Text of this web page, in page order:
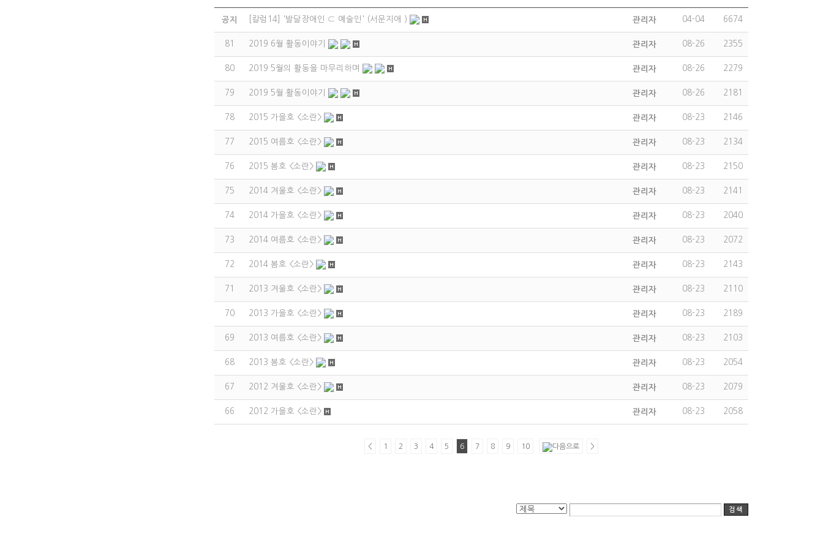
공지 [칼럼14] '발달장애인 ⊂ 예술인' (서문지애 ) 관리자 04-04 6674
81 2019 6월 활동이야기 관리자 08-26 2355
80 2019 5월의 활동을 마무리하며 관리자 08-26 2279
79 2019 5월 활동이야기 관리자 08-26 2181
78 2015 가을호 <소란> 관리자 08-23 2146
77 2015 여름호 <소란> 관리자 08-23 2134
76 2015 봄호 <소란> 관리자 08-23 2150
75 2014 겨울호 <소란> 관리자 08-23 2141
74 2014 가을호 <소란> 관리자 08-23 2040
73 2014 여름호 <소란> 관리자 08-23 2072
72 2014 봄호 <소란> 관리자 08-23 2143
71 2013 겨울호 <소란> 관리자 08-23 2110
70 2013 가을호 <소란> 관리자 08-23 2189
69 2013 여름호 <소란> 관리자 08-23 2103
68 2013 봄호 <소란> 관리자 08-23 2054
67 2012 겨울호 <소란> 관리자 08-23 2079
66 2012 가을호 <소란> 관리자 08-23 2058
< 1 2 3 4 5 6 7 8 9 10 >